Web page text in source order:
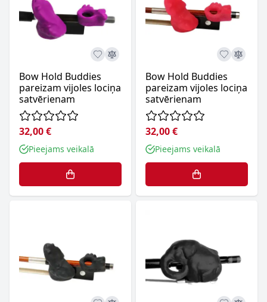
Bow Hold Buddies
pareizam vijoles lociņa
satvērienam
32,00 €
Pieejams veikalā
Bow Hold Buddies
pareizam vijoles lociņa
satvērienam
32,00 €
Pieejams veikalā